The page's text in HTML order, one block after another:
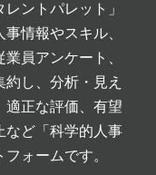
ントパレット」
情報やスキル、
員アンケート、
し、分析・見え
適正な評価、有望
など「科学的人事
ォームです。